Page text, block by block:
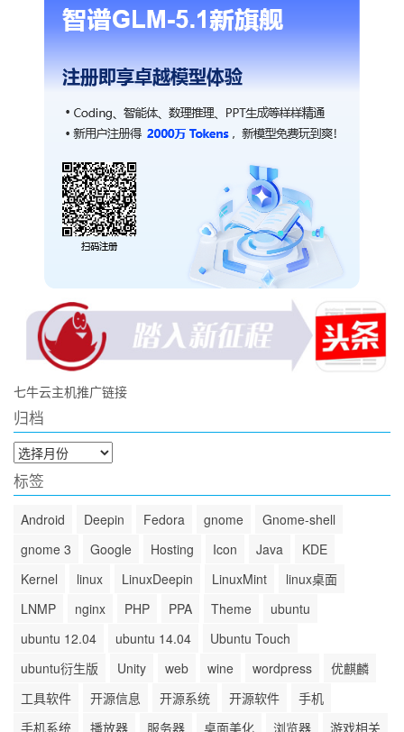
七牛云主机推广链接
归档
归
档
标签
Android Deepin Fedora gnome
Gnome-shell
gnome 3
Google Hosting Icon Java
KDE
Kernel
linux LinuxDeepin LinuxMint
linux桌面
LNMP
nginx PHP PPA Theme
ubuntu
ubuntu 12.04
ubuntu 14.04
Ubuntu Touch
ubuntu衍生版
Unity web wine wordpress
优麒麟
工具软件
开源信息 开源系统 开源软件
手机
手机系统
播放器 服务器 桌面美化 浏览器 游戏相关